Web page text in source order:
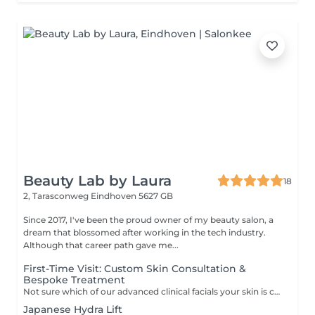
Beauty Lab by Laura
18
2, Tarasconweg Eindhoven 5627 GB
Since 2017, I've been the proud owner of my beauty salon, a
dream that blossomed after working in the tech industry.
Although that career path gave me...
First-Time Visit: Custom Skin Consultation &
Bespoke Treatment
Not sure which of our advanced clinical facials your skin is craving? Let Laura decide. This dedicated first-time session begins with an in-depth, professional skin analysis and lifestyle consultation to uncover your skin's true needs and long-term goals. Laura will then tailor-make a bespoke treatment on the spot, drawing from our signature hydrogen, vitamin, or advanced lifting technologies to give your skin exactly what it needs to thrive. Take the guesswork out of skincare and start your journey to your best skin ever with complete confidence. CANCELLATION POLICY: 1. In order to respect the time of both our clients and our staff, we ask you to arrive on time for your appointment. 2.If you will miss your appointment or you need to cancel it, we simply ask that you notify me of any cancellations or reschedulings at least 48 hours prior to the appointment. Cancellations that break these rules will cause a full payment amount requested by a bank transfer.
Japanese Hydra Lift